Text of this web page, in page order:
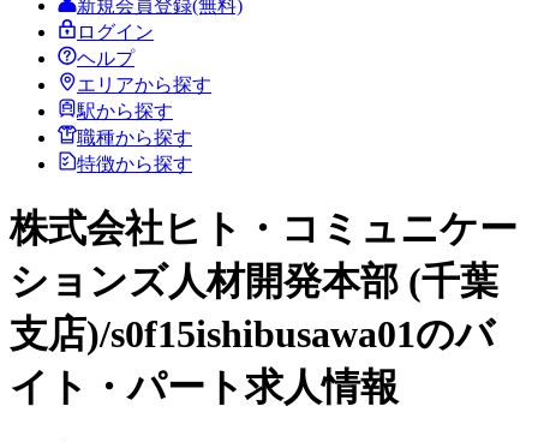
新規会員登録(無料)
ログイン
ヘルプ
エリアから探す
駅から探す
職種から探す
特徴から探す
株式会社ヒト・コミュニケー
ションズ人材開発本部 (千葉
支店)/s0f15ishibusawa01のバ
イト・パート求人情報